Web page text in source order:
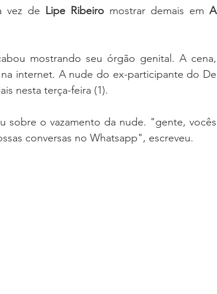
vez de Lipe Ribeiro mostrar demais em A
mostrando seu órgão genital. A cena,
internet. A nude do ex-participante do De
nesta terça-feira (1).
sobre o vazamento da nude. "gente, vocês
conversas no Whatsapp", escreveu.